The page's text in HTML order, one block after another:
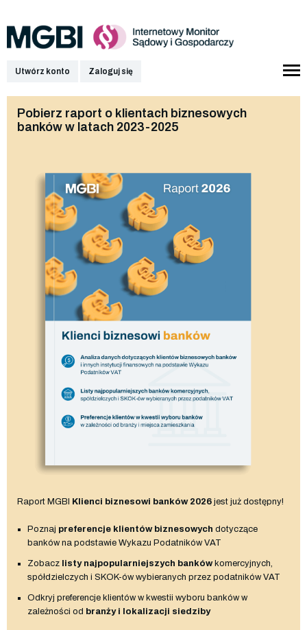
Utwórz konto Zaloguj się
Pobierz raport o klientach biznesowych
banków w latach 2023-2025
Raport MGBI Klienci biznesowi banków 2026 jest już dostępny!
Poznaj preferencje klientów biznesowych dotyczące
banków na podstawie Wykazu Podatników VAT
Zobacz listy najpopularniejszych bankówkomercyjnych,
spółdzielczych i SKOK-ów wybieranych przez podatników VAT
Odkryj preferencje klientów w kwestii wyboru banków w
zależności od branży i lokalizacji siedziby